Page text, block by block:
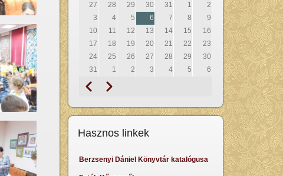
27
28 29 30 31 1
2
3
4 5 6 7 8
9
10
11 12 13 14 15
16
17
18 19 20 21 22
23
24
25 26 27 28 29
30
31
1 2 3 4 5 6
Oldalszámozás
Előző Következő
Hasznos linkek
Berzsenyi Dániel Könyvtár katalógusa